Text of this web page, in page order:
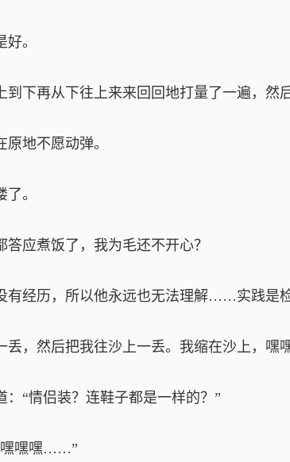
。
下再从下往上来来回回地打量了一遍，然
地不愿动弹。
。
应煮饭了，我为毛还不开心？
经历，所以他永远也无法理解……实践是
，然后把我往沙上一丢。我缩在沙上，嘿
“情侣装？连鞋子都是一样的？”
嘿嘿……”